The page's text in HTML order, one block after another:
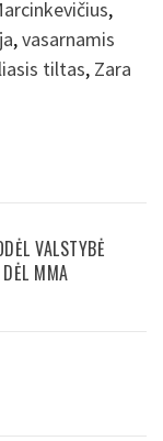
,
,vasarnamis
tiltas, Zara
VALSTYBĖ
MMA